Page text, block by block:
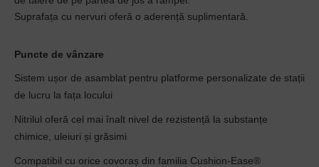
Suprafața cu nervuri oferă o aderență suplimentară.
Puncte de vânzare
Sistem ușor de asamblat pentru platforme personalizate de stații
de lucru la fața locului
Nitrilul oferă cel mai înalt nivel de rezistență la substanțe
chimice, uleiuri și grăsimi
Compatibil cu orice covoraș din familia Cushion-Ease®